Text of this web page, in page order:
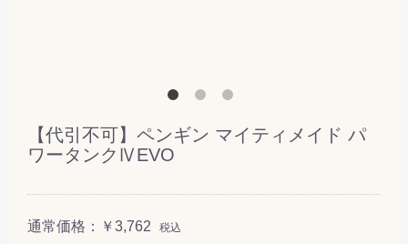
【代引不可】ペンギン マイティメイド パ
ワータンクⅣEVO
通常価格： ￥3,762 税込